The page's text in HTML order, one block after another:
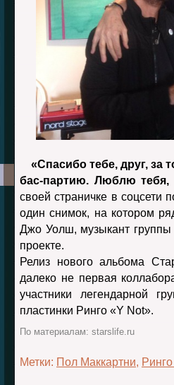
«Спасибо тебе, друг, за
бас-партию. Люблю
своей страничке в соцсети
один снимок, на котором
Джо Уолш, музыкант группы
проекте.
Релиз нового альбома
далеко не первая
участники легендарной
пластинки Ринго «Y Not».
По материалам: starslife.ru
Метки: Пол Маккартни,